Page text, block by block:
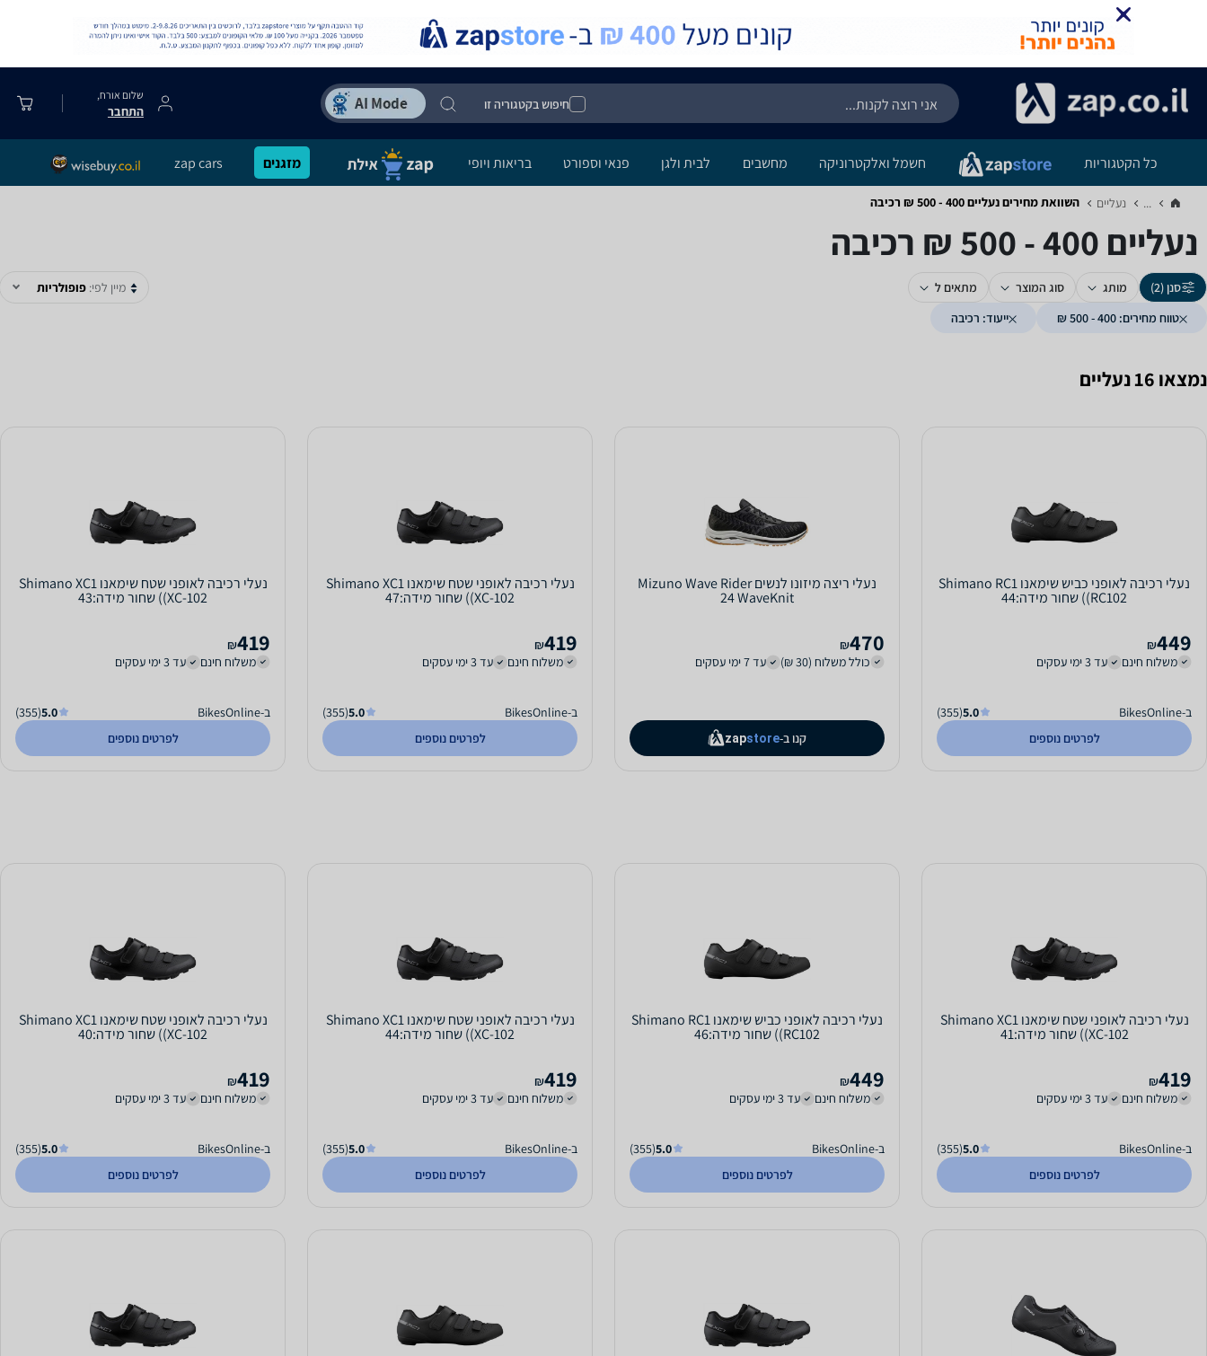
חיפוש בקטגוריה זו
שלום אורח,
התחבר
כל הקטגוריות חשמל ואלקטרוניקה מחשבים לבית ולגן פנאי וספורט בריאות ויופי מזגנים zap cars
... נעליים‏ השוואת מחירים נעליים ‏400 - 500 ‏₪ ‏רכיבה
נעליים ‏400 - 500 ‏₪ ‏רכיבה
סנן (2) מותג סוג המוצר
מתאים ל
טווח מחירים: 400 - 500 ₪
ייעוד: רכיבה
מיין לפי: פופולריות
נמצאו 16 נעליים
נעלי רכיבה לאופני כביש שימאנו Shimano RC1
(RC102) שחור מידה:44
449
₪
משלוח חינם
עד 3 ימי עסקים
ב-BikesOnline 5.0
(355)
לפרטים נוספים
נעלי ריצה מיזונו לנשים Mizuno Wave Rider
24 WaveKnit
470
₪
כולל משלוח (30 ₪)
עד 7 ימי עסקים
קנו ב- zapstore
נעלי רכיבה לאופני שטח שימאנו Shimano XC1
(XC-102) שחור מידה:47
419
₪
משלוח חינם
עד 3 ימי עסקים
ב-BikesOnline 5.0
(355)
לפרטים נוספים
נעלי רכיבה לאופני שטח שימאנו Shimano XC1
(XC-102) שחור מידה:43
419
₪
משלוח חינם
עד 3 ימי עסקים
ב-BikesOnline 5.0
(355)
לפרטים נוספים
נעלי רכיבה לאופני שטח שימאנו Shimano XC1
(XC-102) שחור מידה:41
419
₪
משלוח חינם
עד 3 ימי עסקים
ב-BikesOnline 5.0
(355)
לפרטים נוספים
נעלי רכיבה לאופני כביש שימאנו Shimano RC1
(RC102) שחור מידה:46
449
₪
משלוח חינם
עד 3 ימי עסקים
ב-BikesOnline 5.0
(355)
לפרטים נוספים
נעלי רכיבה לאופני שטח שימאנו Shimano XC1
(XC-102) שחור מידה:44
419
₪
משלוח חינם
עד 3 ימי עסקים
ב-BikesOnline 5.0
(355)
לפרטים נוספים
נעלי רכיבה לאופני שטח שימאנו Shimano XC1
(XC-102) שחור מידה:40
419
₪
משלוח חינם
עד 3 ימי עסקים
ב-BikesOnline 5.0
(355)
לפרטים נוספים